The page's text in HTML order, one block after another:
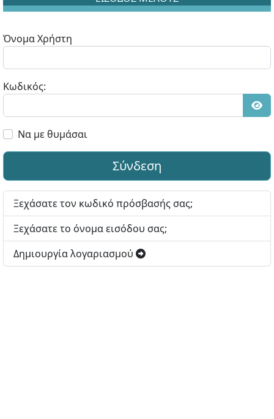
Όνομα Χρήστη
Κωδικός:
Να με θυμάσαι
Σύνδεση
Ξεχάσατε τον κωδικό πρόσβασής σας;
Ξεχάσατε το όνομα εισόδου σας;
Δημιουργία λογαριασμού